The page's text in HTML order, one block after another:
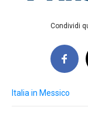
Condividi
Italia in Messico